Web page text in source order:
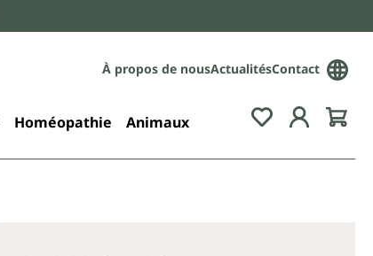
À propos de nousActualitésContact
Homéopathie Animaux